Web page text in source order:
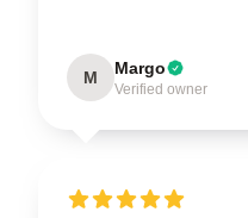
M Margo
Verified owner